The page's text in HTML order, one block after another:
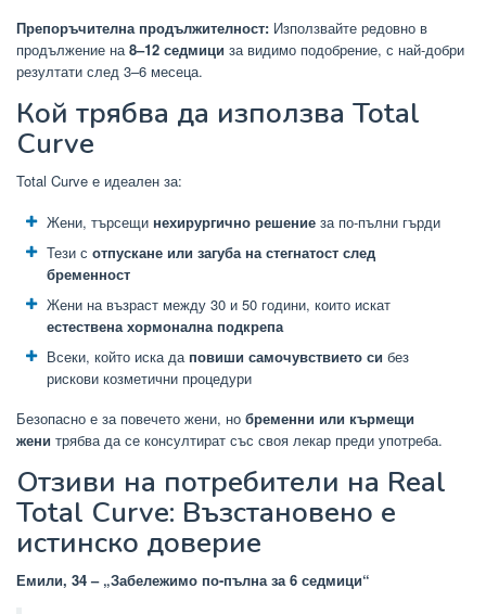
Препоръчителна продължителност: Използвайте редовно в
продължение на8–12 седмици за видимо подобрение, с най-добри
резултати след 3–6 месеца.
Кой трябва да използва Total
Curve
Total Curve е идеален за:
Жени, търсещи нехирургично решение за по-пълни гърди
Тези с отпускане или загуба на стегнатост след
бременност
Жени на възраст между 30 и 50 години, които искат
естествена хормонална подкрепа
Всеки, който иска да повиши самочувствието си без
рискови козметични процедури
Безопасно е за повечето жени, но бременни или кърмещи
жени трябва да се консултират със своя лекар преди употреба.
Отзиви на потребители на Real
Total Curve: Възстановено е
истинско доверие
Емили, 34 – „Забележимо по-пълна за 6 седмици“